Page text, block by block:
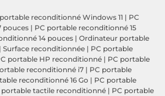
reconditionné Windows 11 | PC
pouces | PC portable reconditionné 15
14 pouces | Ordinateur portable
| Surface reconditionnée | PC portable
portable HP reconditionné | PC portable
reconditionné i7 | PC portable
reconditionné 16 Go | PC portable
portable tactile reconditionné | PC portable